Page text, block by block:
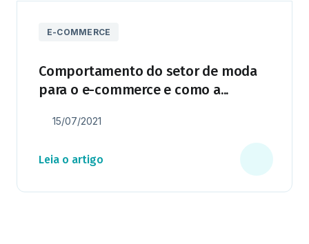
E-COMMERCE
Comportamento do setor de moda
para o e-commerce e como a...
15/07/2021
Leia o artigo